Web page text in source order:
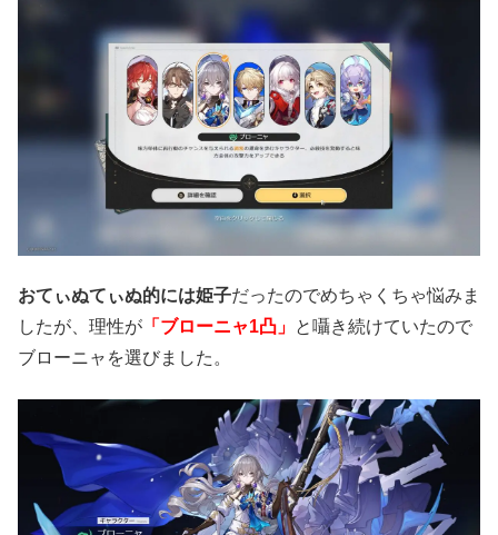
おてぃぬてぃぬ的には姫子だったのでめちゃくちゃ悩みま
したが、理性が 「ブローニャ1凸」 と囁き続けていたので
ブローニャを選びました。